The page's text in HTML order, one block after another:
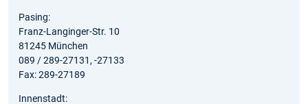
Pasing:
Franz-Langinger-Str. 10
81245 München
089 / 289-27131, -27133
Fax: 289-27189
Innenstadt: